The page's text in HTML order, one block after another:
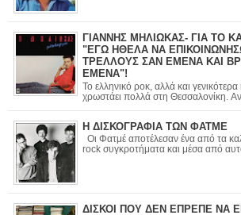
ΓΙΑΝΝΗΣ ΜΗΛΙΩΚΑΣ- ΓΙΑ ΤΟ
"ΕΓΩ ΗΘΕΛΑ ΝΑ
ΤΡΕΛΛΟΥΣ ΣΑΝ ΕΜΕΝΑ ΚΑΙ ΒΡΗΚΑ 8.000.000 ΣΑΝ
ΕΜΕΝΑ"!
Το ελληνικό ροκ, αλλά και γενικότερα
χρωστάει πολλά στη Θεσσαλονίκη. Αν
Η ΔΙΣΚΟΓΡΑΦΙΑ ΤΩΝ ΦΑΤΜΕ
Οι Φατμέ αποτέλεσαν ένα από τα
rock συγκροτήματα και μέσα από
ΔΙΣΚΟΙ ΠΟΥ ΔΕΝ ΕΠΡΕΠΕ ΝΑ